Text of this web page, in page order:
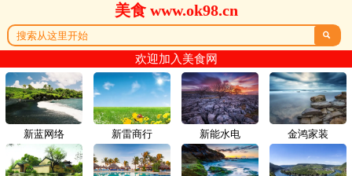
美食 www.ok98.cn

欢迎加入美食网
新蓝网络 新雷商行 新能水电 金鸿家装